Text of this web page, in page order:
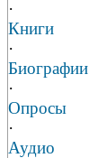
·
Книги
·
Биографии
·
Опросы
·
Аудио